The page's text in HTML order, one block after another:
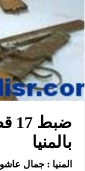
بالمنيا
المنيا : جمال